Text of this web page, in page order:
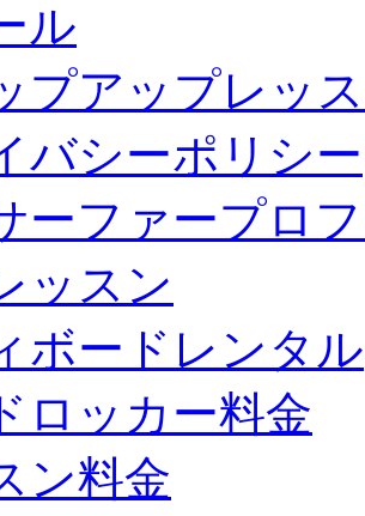
ル
プアップレッ
バシーポリシー
ーファープロ
ッスン
ボードレンタル
ロッカー料金
ン料金